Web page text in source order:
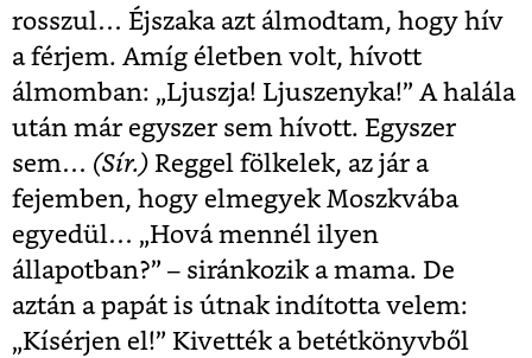
rosszul… Éjszaka azt álmodtam, hogy hív
a férjem. Amíg életben volt, hívott
álmomban: „Ljuszja! Ljuszenyka!” A halála
után már egyszer sem hívott. Egyszer
sem… (Sír.) Reggel fölkelek, az jár a
fejemben, hogy elmegyek Moszkvába
egyedül… „Hová mennél ilyen
állapotban?” – siránkozik a mama. De
aztán a papát is útnak indította velem:
„Kísérjen el!” Kivették a betétkönyvből